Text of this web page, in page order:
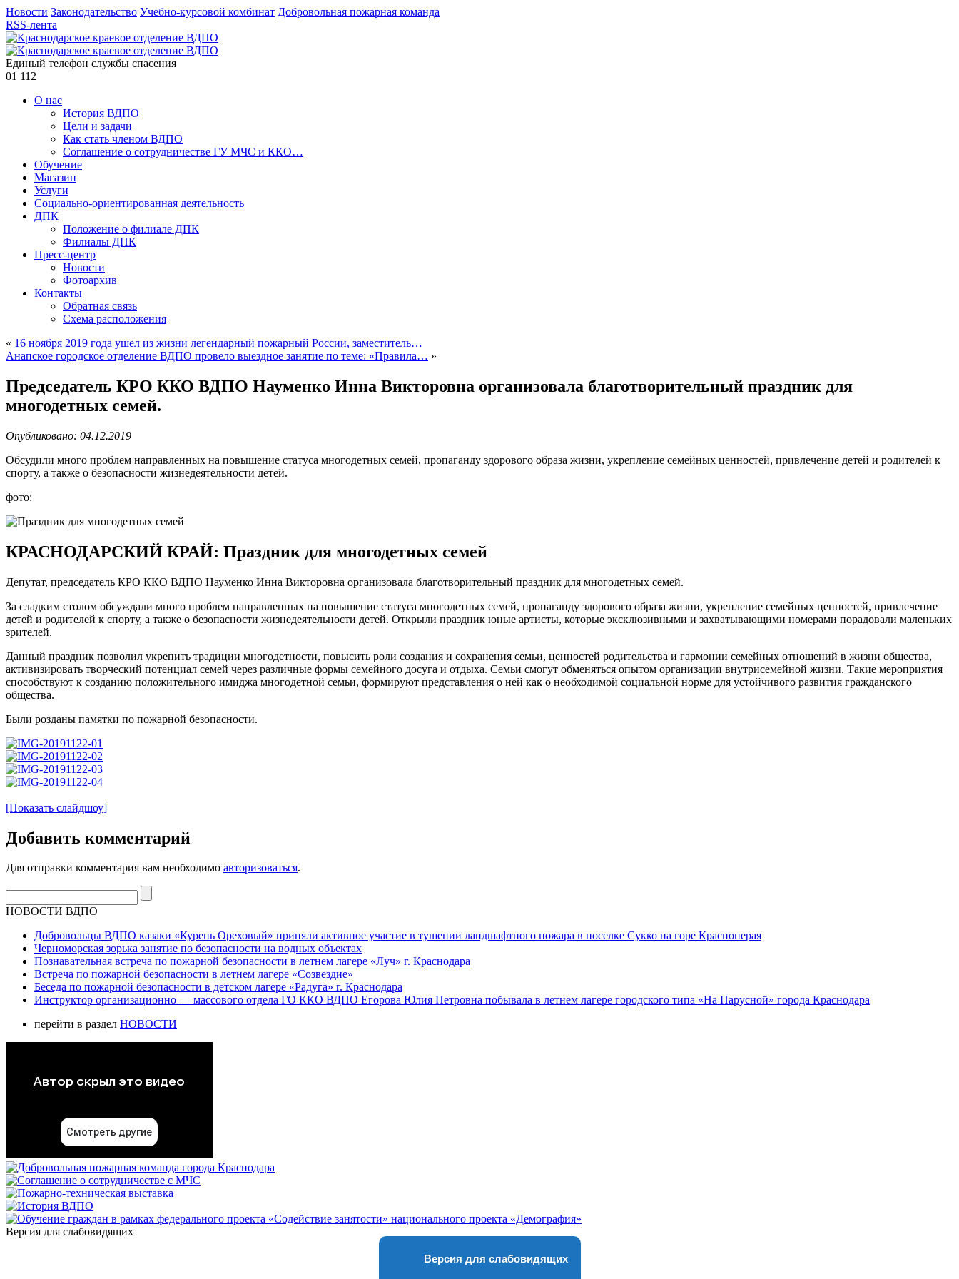
Новости Законодательство Учебно-курсовой комбинат Добровольная пожарная команда
RSS-лента
Единый телефон службы спасения
01 112
О нас
История ВДПО
Цели и задачи
Как стать членом ВДПО
Соглашение о сотрудничестве ГУ МЧС и ККО…
Обучение
Магазин
Услуги
Социально-ориентированная деятельность
ДПК
Положение о филиале ДПК
Филиалы ДПК
Пресс-центр
Новости
Фотоархив
Контакты
Обратная связь
Схема расположения
« 16 ноября 2019 года ушел из жизни легендарный пожарный России, заместитель…
Анапское городское отделение ВДПО провело выездное занятие по теме: «Правила… »
Председатель КРО ККО ВДПО Науменко Инна Викторовна организовала благотворительный праздник для
многодетных семей.
Опубликовано: 04.12.2019
Обсудили много проблем направленных на повышение статуса многодетных семей, пропаганду здорового образа жизни, укрепление семейных ценностей, привлечение детей и родителей к
спорту, а также о безопасности жизнедеятельности детей.
фото:
КРАСНОДАРСКИЙ КРАЙ: Праздник для многодетных семей
Депутат, председатель КРО ККО ВДПО Науменко Инна Викторовна организовала благотворительный праздник для многодетных семей.
За сладким столом обсуждали много проблем направленных на повышение статуса многодетных семей, пропаганду здорового образа жизни, укрепление семейных ценностей, привлечение
детей и родителей к спорту, а также о безопасности жизнедеятельности детей. Открыли праздник юные артисты, которые эксклюзивными и захватывающими номерами порадовали маленьких
зрителей.
Данный праздник позволил укрепить традиции многодетности, повысить роли создания и сохранения семьи, ценностей родительства и гармонии семейных отношений в жизни общества,
активизировать творческий потенциал семей через различные формы семейного досуга и отдыха. Семьи смогут обменяться опытом организации внутрисемейной жизни. Такие мероприятия
способствуют к созданию положительного имиджа многодетной семьи, формируют представления о ней как о необходимой социальной норме для устойчивого развития гражданского
общества.
Были розданы памятки по пожарной безопасности.
[Показать слайдшоу]
Добавить комментарий
Для отправки комментария вам необходимо авторизоваться.
НОВОСТИ ВДПО
Добровольцы ВДПО казаки «Курень Ореховый» приняли активное участие в тушении ландшафтного пожара в поселке Сукко на горе Красноперая
Черноморская зорька занятие по безопасности на водных объектах
Познавательная встреча по пожарной безопасности в летнем лагере «Луч» г. Краснодара
Встреча по пожарной безопасности в летнем лагере «Созвездие»
Беседа по пожарной безопасности в детском лагере «Радуга» г. Краснодара
Инструктор организационно — массового отдела ГО ККО ВДПО Егорова Юлия Петровна побывала в летнем лагере городского типа «На Парусной» города Краснодара
перейти в раздел НОВОСТИ
Версия для слабовидящих
Версия для слабовидящих